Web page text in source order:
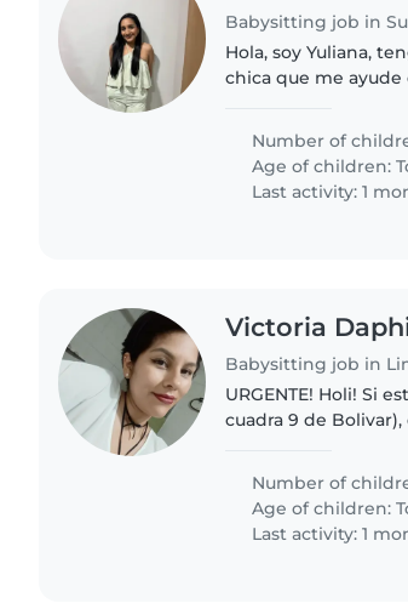
Babysitting job in
Hola, soy Yuliana,
chica que me ayude
Number of
Age of children:
Last activity: 1
Victoria
Babysitting job in
URGENTE! Holi! Si
cuadra 9 de
9 meses. Nuestra hija..
Number of
Age of children:
Last activity: 1